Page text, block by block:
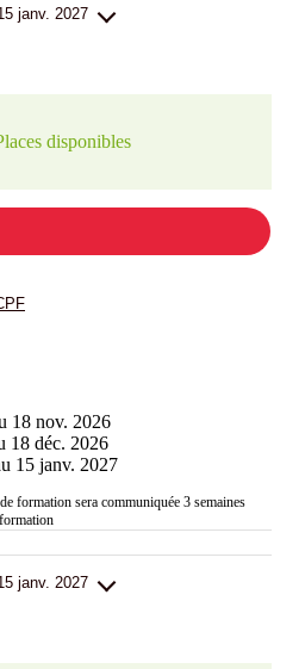
janv. 2027
disponibles
18 nov. 2026
18 déc. 2026
15 janv. 2027
formation sera communiquée 3 semaines
janv. 2027